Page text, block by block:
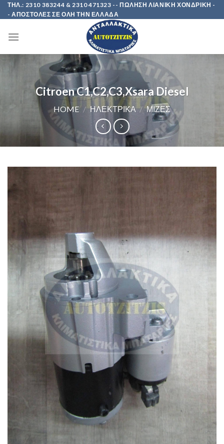
Skip
to
ΤΗΛ.: 2310 383244 & 2310 471323 -- ΠΩΛΗΣΗ ΛΙΑΝΙΚΗ ΧΟΝΔΡΙΚΗ -
- ΑΠΟΣΤΟΛΕΣ ΣΕ ΟΛΗ ΤΗΝ ΕΛΛΑΔΑ
Citroen C1,C2,C3,Xsara Diesel
HOME / ΗΛΕΚΤΡΙΚΑ / ΜΙΖΕΣ